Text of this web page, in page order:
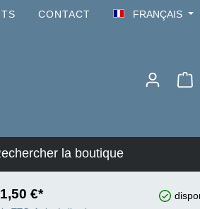
CONTACT FRANÇAIS
la boutique
€*